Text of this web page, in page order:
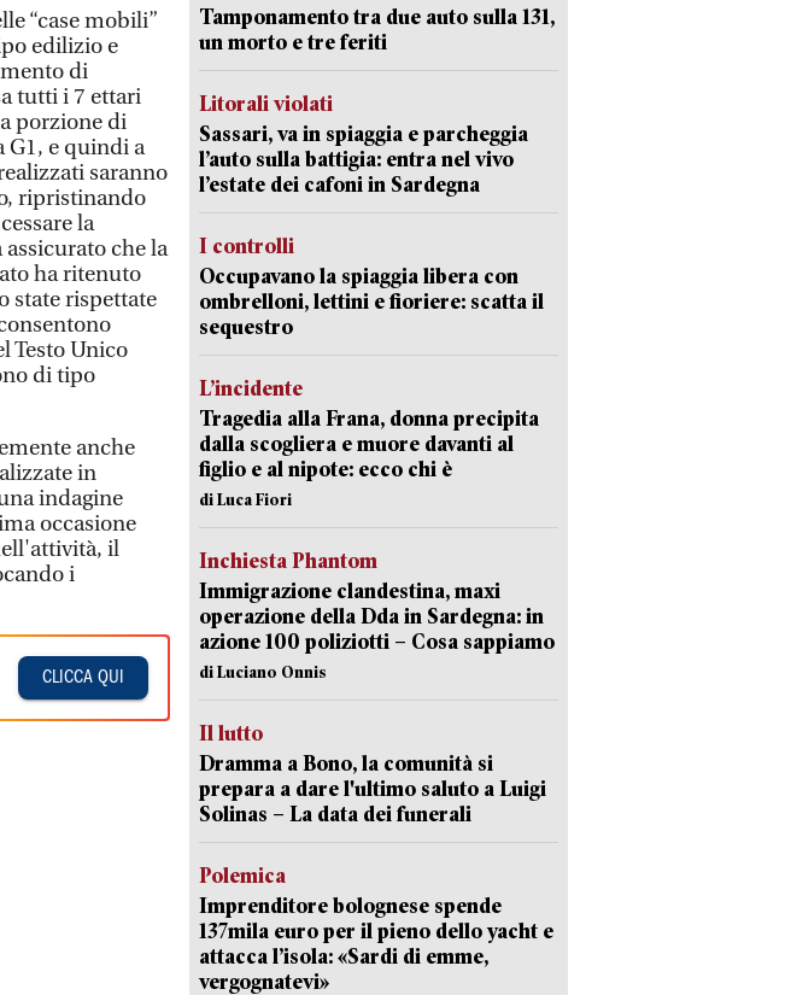
“case mobili”
edilizio e
di
tutti i 7 ettari
porzione di
G1, e quindi a
saranno
ripristinando
la
che la
ha ritenuto
state rispettate
Testo Unico
di tipo
anche
in
indagine
occasione
il
i
CLICCA QUI
Tamponamento tra due auto sulla 131,
un morto e tre feriti
Litorali violati
Sassari, va in spiaggia e parcheggia
l’auto sulla battigia: entra nel vivo
l’estate dei cafoni in Sardegna
I controlli
Occupavano la spiaggia libera con
ombrelloni, lettini e fioriere: scatta il
sequestro
L’incidente
Tragedia alla Frana, donna precipita
dalla scogliera e muore davanti al
figlio e al nipote: ecco chi è
di Luca Fiori
Inchiesta Phantom
Immigrazione clandestina, maxi
operazione della Dda in Sardegna: in
azione 100 poliziotti – Cosa sappiamo
di Luciano Onnis
Il lutto
Dramma a Bono, la comunità si
prepara a dare l'ultimo saluto a Luigi
Solinas – La data dei funerali
Polemica
Imprenditore bolognese spende
137mila euro per il pieno dello yacht e
attacca l’isola: «Sardi di emme,
vergognatevi»